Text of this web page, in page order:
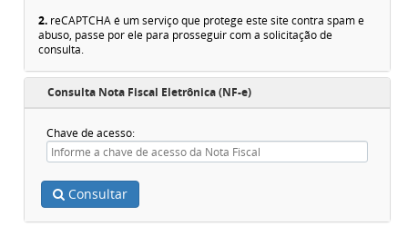
2. reCAPTCHA é um serviço que protege este site contra spam e
abuso, passe por ele para prosseguir com a solicitação de
consulta.
Consulta Nota Fiscal Eletrônica (NF-e)
Chave de acesso
Consultar